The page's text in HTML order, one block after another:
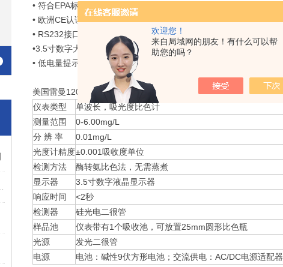
欢迎您！
来自局域网的朋友！有什么可以帮
助您的吗？
• 符合EPA标准
• 欧洲CE认证
• RS232接口
•3.5寸数字大显示屏
• 低电量提示
美国雷曼1200-U型便携式尿素检测仪仪器参数 ：
仪表类型
单波长，吸光度比色计
测量范围
0-6.00mg/L
分 辨 率
0.01mg/L
光度计精度±0.001吸收度单位
检测方法
酶转氨比色法，无需蒸煮
显示器
3.5寸数字液晶显示器
响应时间
<2秒
检测器
硅光电二很管
样品池
仪表带有1个吸收池，可放置25mm圆形比色瓶
光源
发光二很管
电源
电池：碱性9伏方形电池；交流供电：AC/DC电源适配器